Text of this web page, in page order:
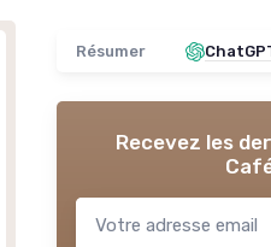
Résumer
Recevez les